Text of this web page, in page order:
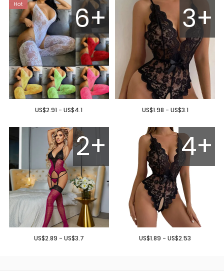
6+
US$2.91 - US$4.1
3+
US$1.98 - US$3.1
2+
US$2.89 - US$3.7
4+
US$1.89 - US$2.53